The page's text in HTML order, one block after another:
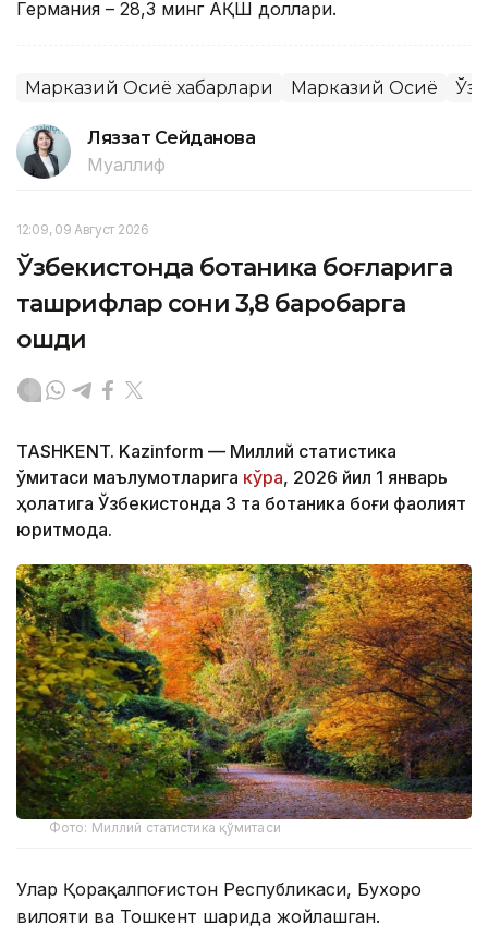
Германия – 28,3 минг АҚШ доллари.
Марказий Осиё хабарлари Марказий Осиё
Ляззат Сейданова
Муаллиф
12:09, 09 Август 2026
Ўзбекистонда ботаника боғларига
ташрифлар сони 3,8 баробарга
ошди
TASHKENT. Kazinform — Миллий статистика
қўмитаси маълумотларига кўра, 2026 йил 1 январь
ҳолатига Ўзбекистонда 3 та ботаника боғи фаолият
юритмоқда.
Фото: Миллий статистика қўмитаси
Улар Қорақалпоғистон Республикаси, Бухоро
вилояти ва Тошкент шаҳрида жойлашган.